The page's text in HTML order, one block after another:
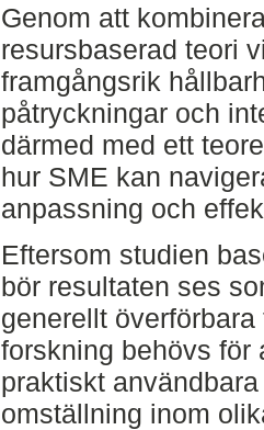
Genom att
resursbaserad teori
framgångsrik
påtryckningar och
därmed med ett
hur SME kan
anpassning och
Eftersom studien
bör resultaten ses
generellt
forskning behövs för
praktiskt
omställning inom